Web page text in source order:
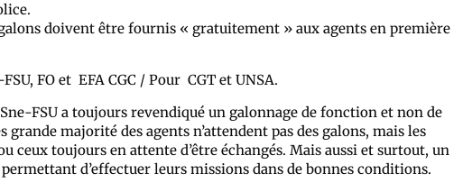
doivent être fournis « gratuitement » aux agents en première
FO et EFA CGC / Pour CGT et UNSA.
FSU a toujours revendiqué un galonnage de fonction et non de
grande majorité des agents n’attendent pas des galons, mais les
ceux toujours en attente d’être échangés. Mais aussi et surtout, un
d’effectuer leurs missions dans de bonnes conditions.